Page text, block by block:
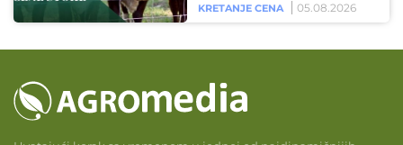
KRETANJE CENA 05.08.2026